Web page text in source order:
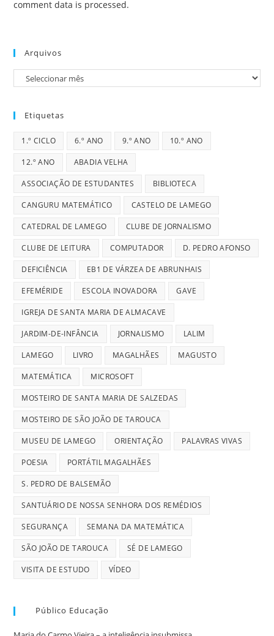
comment data is processed.
Arquivos
Arquivos
Etiquetas
1.º CICLO 6.º ANO 9.º ANO 10.º ANO
12.º ANO ABADIA VELHA
ASSOCIAÇÃO DE ESTUDANTES BIBLIOTECA
CANGURU MATEMÁTICO CASTELO DE LAMEGO
CATEDRAL DE LAMEGO CLUBE DE JORNALISMO
CLUBE DE LEITURA COMPUTADOR D. PEDRO AFONSO
DEFICIÊNCIA EB1 DE VÁRZEA DE ABRUNHAIS
EFEMÉRIDE ESCOLA INOVADORA GAVE
IGREJA DE SANTA MARIA DE ALMACAVE
JARDIM-DE-INFÂNCIA JORNALISMO LALIM
LAMEGO LIVRO MAGALHÃES MAGUSTO
MATEMÁTICA MICROSOFT
MOSTEIRO DE SANTA MARIA DE SALZEDAS
MOSTEIRO DE SÃO JOÃO DE TAROUCA
MUSEU DE LAMEGO ORIENTAÇÃO PALAVRAS VIVAS
POESIA PORTÁTIL MAGALHÃES
S. PEDRO DE BALSEMÃO
SANTUÁRIO DE NOSSA SENHORA DOS REMÉDIOS
SEGURANÇA SEMANA DA MATEMÁTICA
SÃO JOÃO DE TAROUCA SÉ DE LAMEGO
VISITA DE ESTUDO VÍDEO
Público Educação